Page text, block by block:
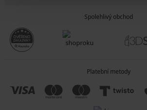
Spolehlivý obchod
Platební metody